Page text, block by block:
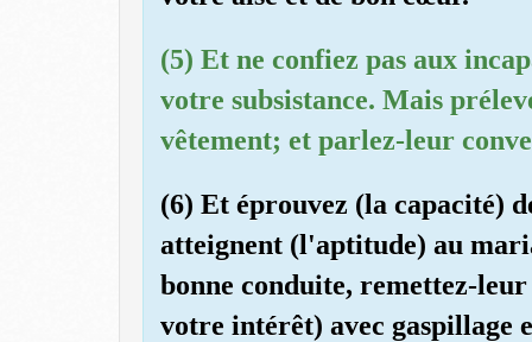
(5) Et ne confiez pas aux
votre subsistance. Mais
vêtement; et parlez-leur
(6) Et éprouvez (la capacité)
atteignent (l'aptitude) au
bonne conduite, remettez-
votre intérêt) avec gaspillage